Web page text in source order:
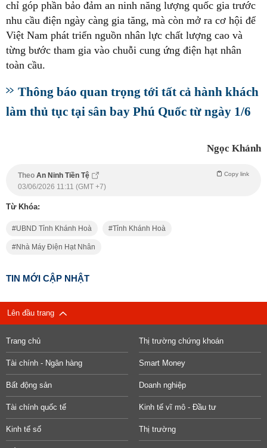
chỉ góp phần bảo đảm an ninh năng lượng quốc gia trước
nhu cầu điện ngày càng gia tăng, mà còn mở ra cơ hội để
Việt Nam phát triển nguồn nhân lực chất lượng cao và
từng bước tham gia vào chuỗi cung ứng điện hạt nhân
toàn cầu.
Thông báo quan trọng tới tất cả hành khách
làm thủ tục tại sân bay Phú Quốc từ ngày 1/6
Ngọc Khánh
Theo An Ninh Tiền Tệ Copy link
03/06/2026 11:11 (GMT +7)
Từ Khóa:
UBND Tỉnh Khánh Hoà Tỉnh Khánh Hoà
Nhà Máy Điện Hạt Nhân
TIN MỚI CẬP NHẬT
Lên đầu trang
Trang chủ Thị trường chứng khoán
Tài chính - Ngân hàng Smart Money
Bất động sản Doanh nghiệp
Tài chính quốc tế Kinh tế vĩ mô - Đầu tư
Kinh tế số Thị trường